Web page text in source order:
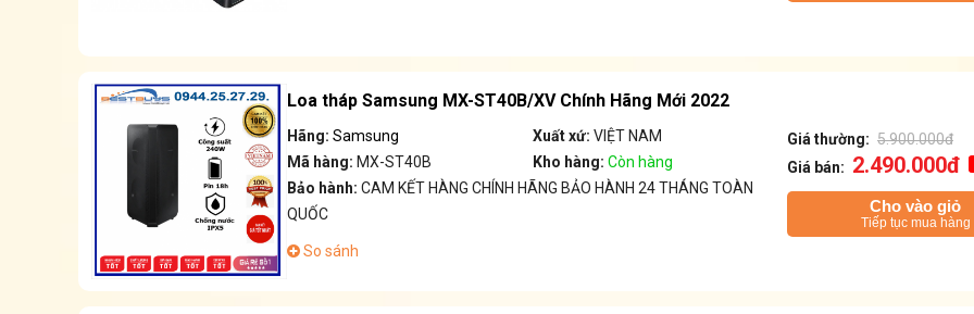
Loa tháp Samsung MX-ST40B/XV Chính Hãng Mới 2022
Hãng: Samsung Xuất xứ: VIỆT NAM
Mã hàng: MX-ST40B Kho hàng: Còn hàng
Bảo hành: CAM KẾT HÀNG CHÍNH HÃNG BẢO HÀNH 24 THÁNG TOÀN
QUỐC
So sánh
Giá thường: 5.900.000đ
Giá bán: 2.490.000đ
Cho vào giỏ
Tiếp tục mua hàng